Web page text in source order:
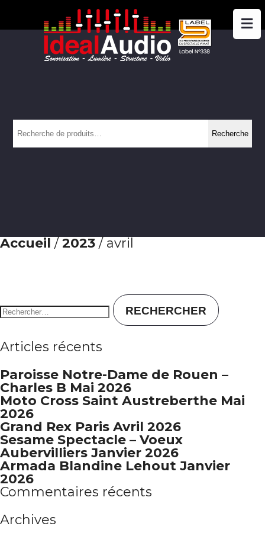
Recherche
pour :
Recherche
Accueil /2023 / avril
Articles récents
Paroisse Notre-Dame de Rouen –
Charles B Mai 2026
Moto Cross Saint Austreberthe Mai
2026
Grand Rex Paris Avril 2026
Sesame Spectacle – Voeux
Aubervilliers Janvier 2026
Armada Blandine Lehout Janvier
2026
Commentaires récents
Archives